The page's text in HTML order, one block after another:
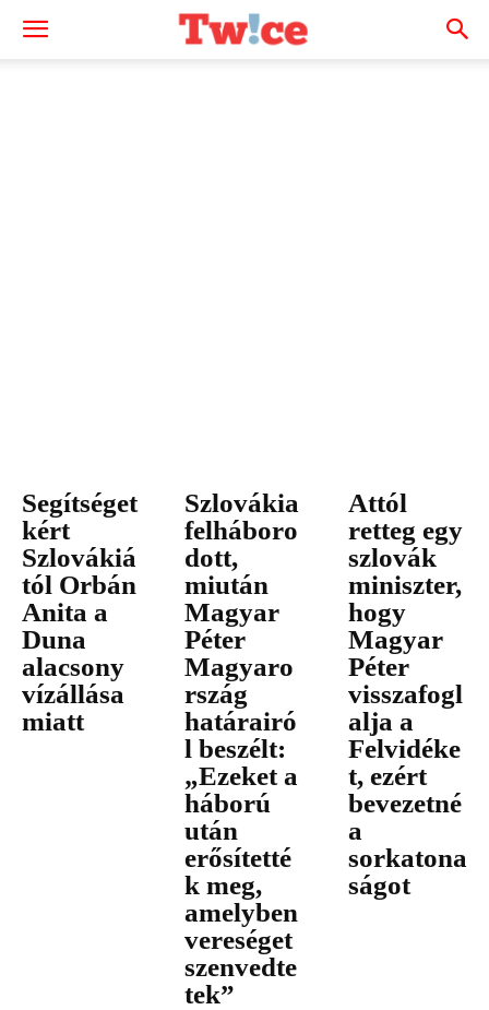
Segítséget
kért
Szlovákiá
tól Orbán
Anita a
Duna
alacsony
vízállása
miatt
Szlovákia
felháboro
dott,
miután
Magyar
Péter
Magyaro
rszág
határairó
l beszélt:
„Ezeket a
háború
után
erősítetté
k meg,
amelyben
vereséget
szenvedte
tek”
Attól
retteg egy
szlovák
miniszter,
hogy
Magyar
Péter
visszafogl
alja a
Felvidéke
t, ezért
bevezetné
a
sorkatona
ságot